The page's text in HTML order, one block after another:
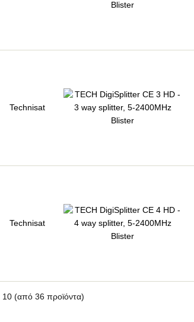
Technisat
Technisat
10(από 36προϊόντα)